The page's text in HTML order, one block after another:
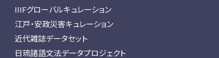
IIIFグローバルキュレーション
江戸・安政災害キュレーション
近代雑誌データセット
日琉諸語文法データプロジェクト